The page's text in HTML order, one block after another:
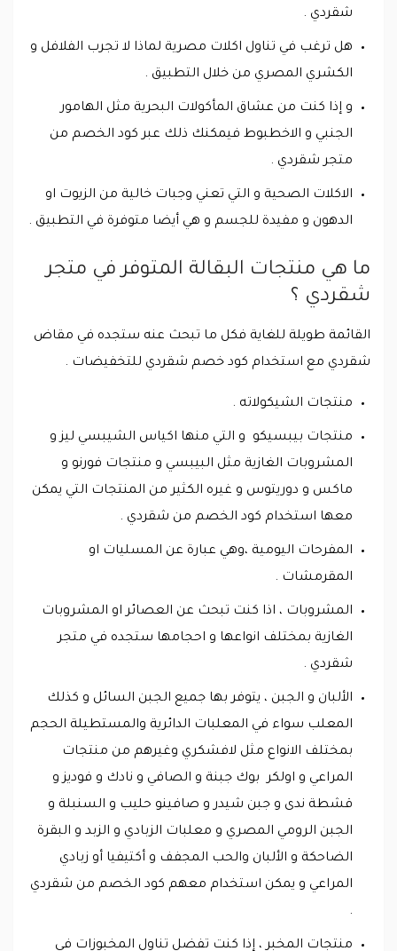
شقردي .
هل ترغب في تناول اكلات مصرية لماذا لا تجرب الفلافل و
الكشري المصري من خلال التطبيق .
و إذا كنت من عشاق المأكولات البحرية مثل الهامور
الجنبي و الاخطبوط فيمكنك ذلك عبر كود الخصم من
متجر شقردي .
الاكلات الصحية و التي تعني وجبات خالية من الزيوت او
الدهون و مفيدة للجسم و هي أيضا متوفرة في التطبيق .
ما هي منتجات البقالة المتوفر في متجر
شقردي ؟
القائمة طويلة للغاية فكل ما تبحث عنه ستجده في مقاض
شقردي مع استخدام كود خصم شقردي للتخفيضات .
منتجات الشيكولاته .
منتجات بيبسيكو و التي منها اكياس الشيبسي ليز و
المشروبات الغازية مثل البيبسي و منتجات فورنو و
ماكس و دوريتوس و غيره الكثير من المنتجات التي يمكن
معها استخدام كود الخصم من شقردي .
المفرحات اليومية ،وهي عبارة عن المسليات او
المقرمشات .
المشروبات ، اذا كنت تبحث عن العصائر او المشروبات
الغازية بمختلف انواعها و احجامها ستجده في متجر
شقردي .
الألبان و الجبن ، يتوفر بها جميع الجبن السائل و كذلك
المعلب سواء في المعلبات الدائرية والمستطيلة الحجم
بمختلف الانواع مثل لافشكري وغيرهم من منتجات
المراعي و اولكر بوك جبنة و الصافي و نادك و فوديز و
قشطة ندى و جبن شيدر و صافينو حليب و السنبلة و
الجبن الرومي المصري و معلبات الزبادي و الزبد و البقرة
الضاحكة و الألبان والحب المجفف و أكتيفيا أو زبادي
المراعي و يمكن استخدام معهم كود الخصم من شقردي
.
منتجات المخبر ، إذا كنت تفضل تناول المخبوزات في